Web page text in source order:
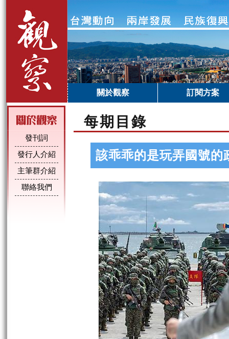
關於觀察 訂閱方案
發刊詞
發行人介紹
主筆群介紹
聯絡我們
每期目錄
該乖乖的是玩弄國號的